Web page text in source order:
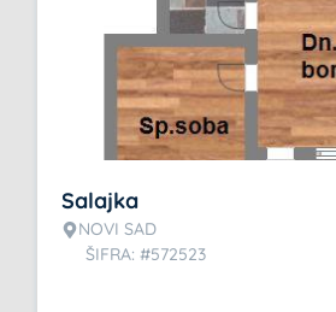
Salajka
NOVI SAD
ŠIFRA: #572523